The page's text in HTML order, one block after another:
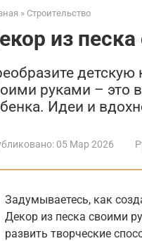
» Строительство
из
руками – это
Идеи и
05 Мар 2026
Задумываетесь, как
Декор из песка своими
развить творческие